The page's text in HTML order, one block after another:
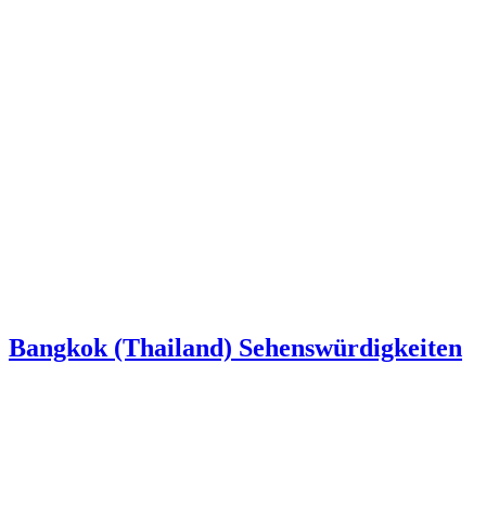
Bangkok (Thailand) Sehenswürdigkeiten